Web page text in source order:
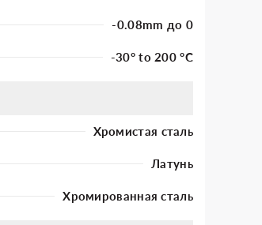
-0.08mm до 0
-30° to 200 °C
Хромистая сталь
Латунь
Хромированная сталь